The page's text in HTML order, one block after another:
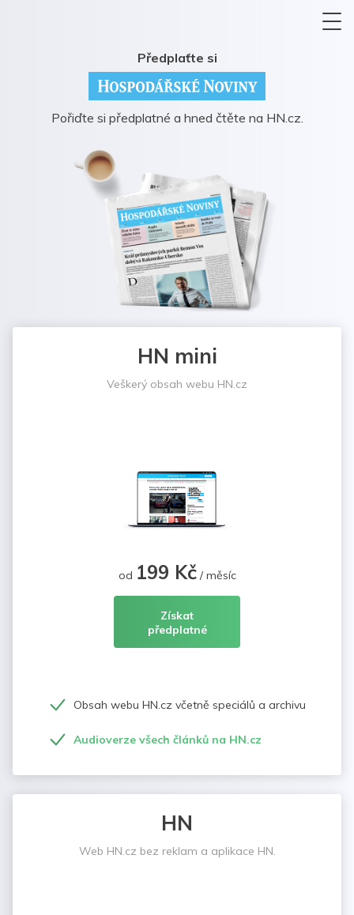
Předplaťte si
Pořiďte si předplatné a hned čtěte na HN.cz.
HN mini
Veškerý obsah webu HN.cz
od 199 Kč/ měsíc
Získat
předplatné
Obsah webu HN.cz včetně speciálů a archivu
Audioverze všech článků na HN.cz
HN
Web HN.cz bez reklam a aplikace HN.